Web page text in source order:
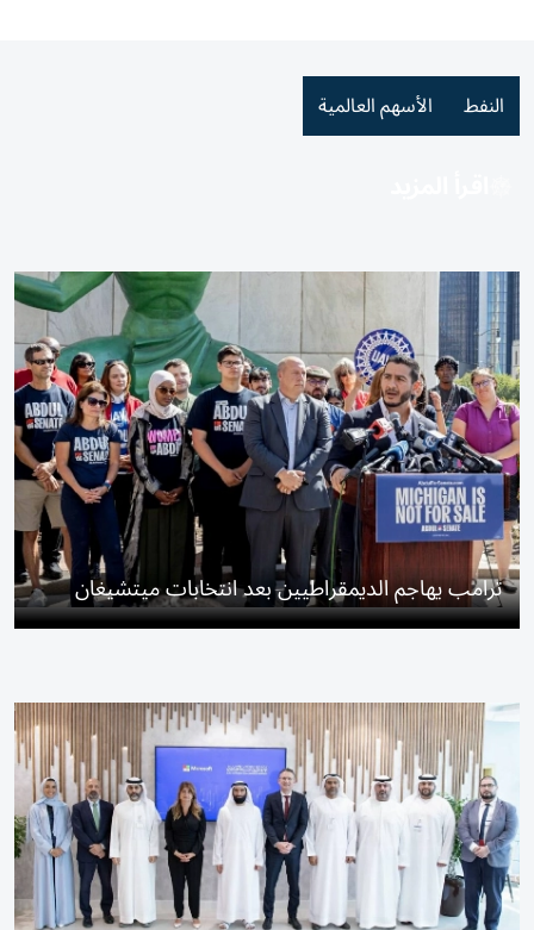
النفط الأسهم العالمية
ترامب يهاجم الديمقراطيين بعد انتخابات ميتشيغان